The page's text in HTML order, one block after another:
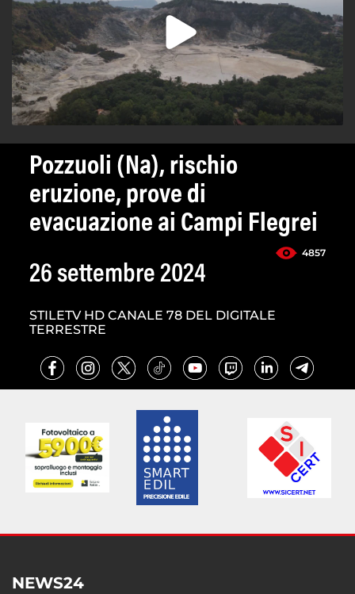
Pozzuoli (Na), rischio
eruzione, prove di
evacuazione ai Campi Flegrei
4857
26 settembre 2024
STILETV HD CANALE 78 DEL DIGITALE
TERRESTRE
NEWS24